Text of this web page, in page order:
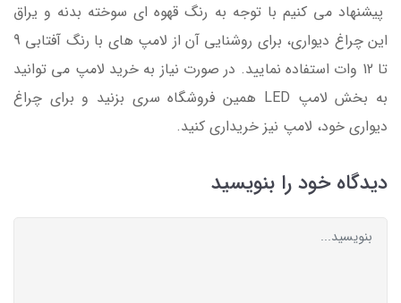
پیشنهاد می کنیم با توجه به رنگ قهوه ای سوخته بدنه و یراق
این چراغ دیواری، برای روشنایی آن از لامپ های با رنگ آفتابی 9
تا 12 وات استفاده نمایید. در صورت نیاز به خرید لامپ می توانید
به بخش لامپ LED همین فروشگاه سری بزنید و برای چراغ
دیواری خود، لامپ نیز خریداری کنید.
دیدگاه خود را بنویسید